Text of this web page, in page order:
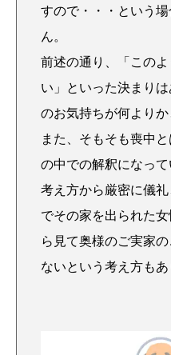
すので・・・という
ん。
前述の通り、「この
い」といった決まり
のお気持ちが何よりか
また、そもそも喪中
の中での解釈になっ
考え方から厳密に儀
でその家を出られた
ら見て奥様のご実家
ないという考え方もあ